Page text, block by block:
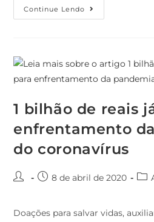
Continue Lendo
1 bilhão de reais
enfrentamento
do coronavírus
8 de abril de 2020
Doações para salvar vidas,